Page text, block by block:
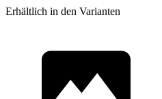
Erhältlich in den Varianten